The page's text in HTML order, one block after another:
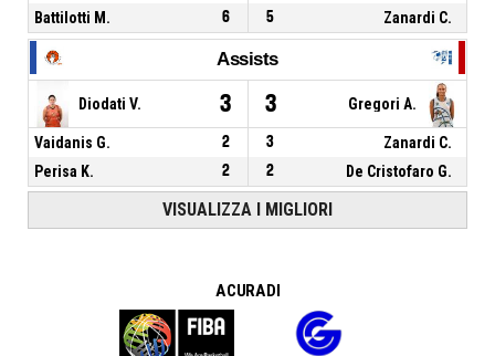
Battilotti M.
6 5 Zanardi C.
Assists
Diodati V. 3 3 Gregori A.
Vaidanis G. 2 3
Zanardi C.
Perisa K.
2 2 De Cristofaro G.
VISUALIZZA I MIGLIORI
A CURA DI